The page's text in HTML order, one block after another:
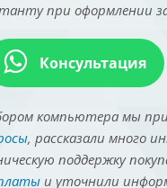
при оформлении
Консультация
компьютера мы
, рассказали много
поддержку
и уточнили